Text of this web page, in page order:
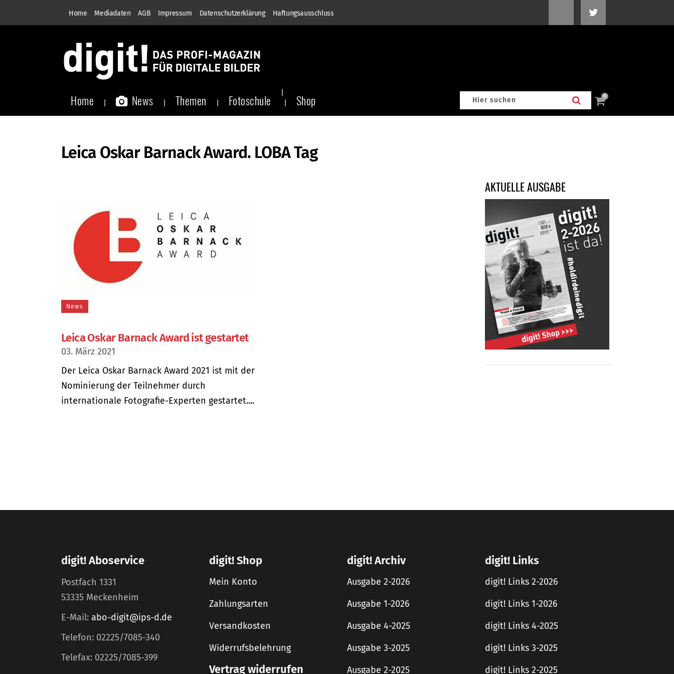
Home Mediadaten AGB Impressum Datenschutzerklärung Haftungsausschluss
Home News Themen Fotoschule Shop 0
Leica Oskar Barnack Award. LOBA Tag
News
Leica Oskar Barnack Award ist gestartet
03. März 2021
Der Leica Oskar Barnack Award 2021 ist mit der
Nominierung der Teilnehmer durch
internationale Fotografie-Experten gestartet....
AKTUELLE AUSGABE
digit! Aboservice
Postfach 1331
53335 Meckenheim
E-Mail: abo-digit@ips-d.de
Telefon: 02225/7085-340
Telefax: 02225/7085-399
digit! Shop
Mein Konto
Zahlungsarten
Versandkosten
Widerrufsbelehrung
Vertrag widerrufen
digit! Archiv
Ausgabe 2-2026
Ausgabe 1-2026
Ausgabe 4-2025
Ausgabe 3-2025
Ausgabe 2-2025
digit! Links
digit! Links 2-2026
digit! Links 1-2026
digit! Links 4-2025
digit! Links 3-2025
digit! Links 2-2025